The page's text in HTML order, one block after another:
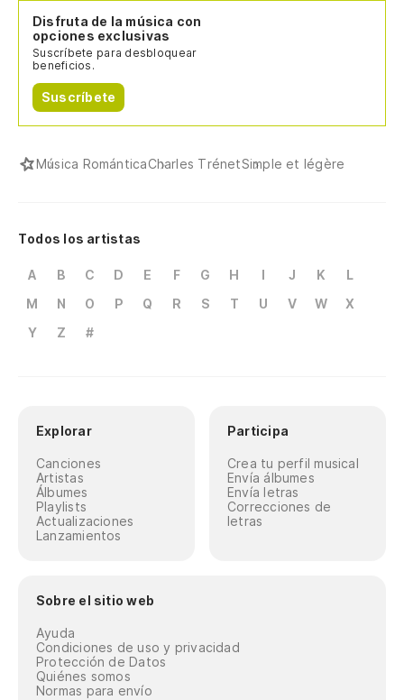
Disfruta de la música con
opciones exclusivas
Suscríbete para desbloquear
beneficios.
Suscríbete
Música RománticaCharles TrénetSimple et légère
Todos los artistas
A B C D E F G H I J K
L
M
N O P Q R S T U V W
X
Y
Z #
Explorar
Canciones
Artistas
Álbumes
Playlists
Actualizaciones
Lanzamientos
Participa
Crea tu perfil musical
Envía álbumes
Envía letras
Correcciones de
letras
Sobre el sitio web
Ayuda
Condiciones de uso y privacidad
Protección de Datos
Quiénes somos
Normas para envío